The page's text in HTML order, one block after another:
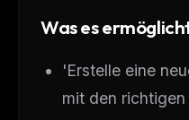
Was es
'Erstelle eine
mit den